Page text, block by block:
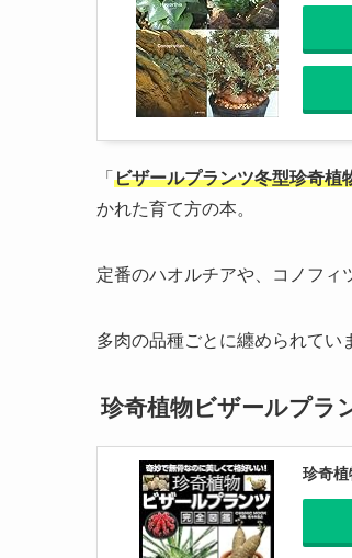
「 ビザールプランツ冬型珍奇植
かれた育て方の本。
定番のハオルチアや、コノフィ
多肉の品種ごとに纏められてい
珍奇植物ビザールプラ
珍奇